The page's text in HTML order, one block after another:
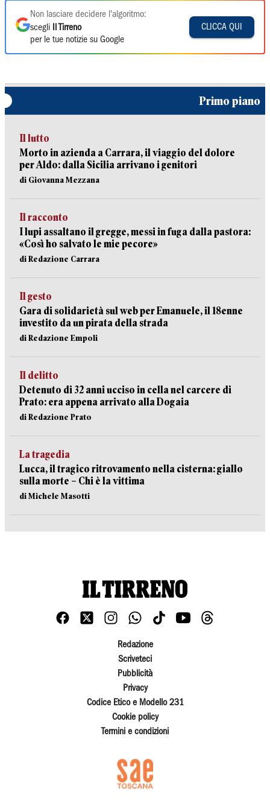
Non lasciare decidere l'algoritmo:
scegli
Il Tirreno
per le tue notizie su Google
CLICCA QUI
Primo piano
Il lutto
Morto in azienda a Carrara, il viaggio del dolore
per Aldo: dalla Sicilia arrivano i genitori
di Giovanna Mezzana
Il racconto
I lupi assaltano il gregge, messi in fuga dalla pastora:
«Così ho salvato le mie pecore»
di Redazione Carrara
Il gesto
Gara di solidarietà sul web per Emanuele, il 18enne
investito da un pirata della strada
di Redazione Empoli
Il delitto
Detenuto di 32 anni ucciso in cella nel carcere di
Prato: era appena arrivato alla Dogaia
di Redazione Prato
La tragedia
Lucca, il tragico ritrovamento nella cisterna: giallo
sulla morte – Chi è la vittima
di Michele Masotti
Redazione
Scriveteci
Pubblicità
Privacy
Codice Etico e Modello 231
Cookie policy
Termini e condizioni